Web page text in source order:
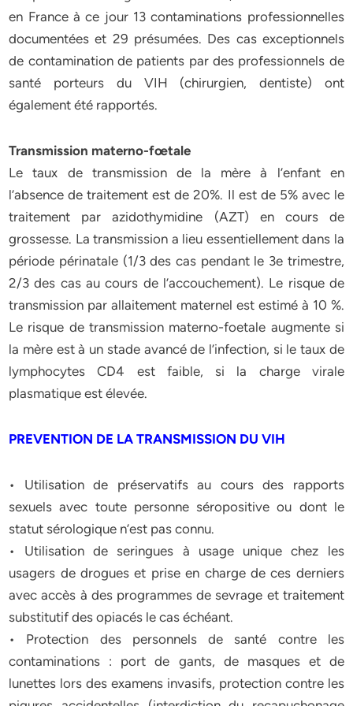
en France à ce jour 13 contaminations professionnelles
documentées et 29 présumées. Des cas exceptionnels
de contamination de patients par des professionnels de
santé porteurs du VIH (chirurgien, dentiste) ont
également été rapportés.
Transmission materno-fœtale
Le taux de transmission de la mère à l’enfant en
l’absence de traitement est de 20%. Il est de 5% avec le
traitement par azidothymidine (AZT) en cours de
grossesse. La transmission a lieu essentiellement dans la
période périnatale (1/3 des cas pendant le 3e trimestre,
2/3 des cas au cours de l’accouchement). Le risque de
transmission par allaitement maternel est estimé à 10 %.
Le risque de transmission materno-foetale augmente si
la mère est à un stade avancé de l’infection, si le taux de
lymphocytes CD4 est faible, si la charge virale
plasmatique est élevée.
PREVENTION DE LA TRANSMISSION DU VIH
• Utilisation de préservatifs au cours des rapports
sexuels avec toute personne séropositive ou dont le
statut sérologique n’est pas connu.
• Utilisation de seringues à usage unique chez les
usagers de drogues et prise en charge de ces derniers
avec accès à des programmes de sevrage et traitement
substitutif des opiacés le cas échéant.
• Protection des personnels de santé contre les
contaminations : port de gants, de masques et de
lunettes lors des examens invasifs, protection contre les